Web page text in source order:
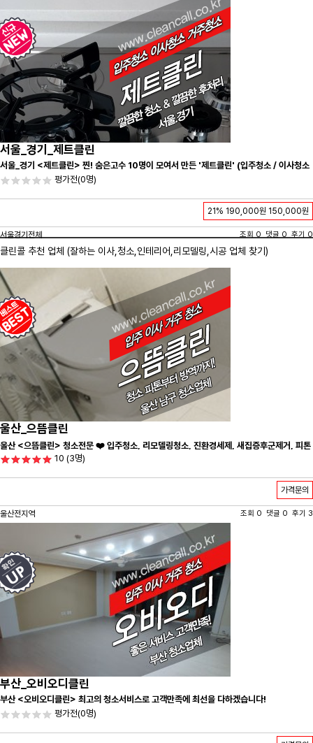
서울_경기_제트클린
서울_경기 <제트클린> 찐! 숨은고수 10명이 모여서 만든 '제트클린' (입주청소 / 이사청소
/ 줄눈시공) 항상 꼼꼼하게 친절하게 응대하겠습니다^-^
평가전(0명)
21% 190,000원 150,000원
서울경기전체 조회 0 댓글 0 후기 0
클린콜 추천 업체 (잘하는 이사, 청소 ,인테리어,리모델링,시공 업체 찾기)
울산_으뜸클린
울산 <으뜸클린> 청소전문 ❤️ 입주청소, 리모델링청소, 진환경세제, 새집증후군제거, 피톤
치드시공 전문 청소 업체 ❤️
10 (3명)
가격문의
울산전지역 조회 0 댓글 0 후기 3
부산_오비오디클린
부산 <오비오디클린> 최고의 청소서비스로 고객만족에 최선을 다하겠습니다!
평가전(0명)